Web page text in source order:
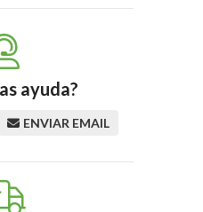
ayuda?
ENVIAR EMAIL